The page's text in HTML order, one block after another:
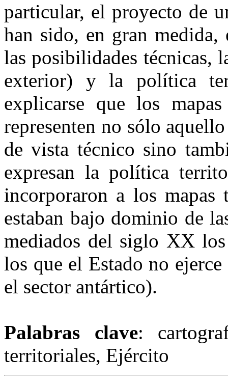
particular, el proyecto de
han sido, en gran
las posibilidades técnicas,
exterior) y la política
explicarse que los
representen no sólo
de vista técnico sino
expresan la política
incorporaron a los mapas
estaban bajo dominio de
mediados del siglo XX
los que el Estado no
el sector antártico).
Palabras clave:
territoriales, Ejército